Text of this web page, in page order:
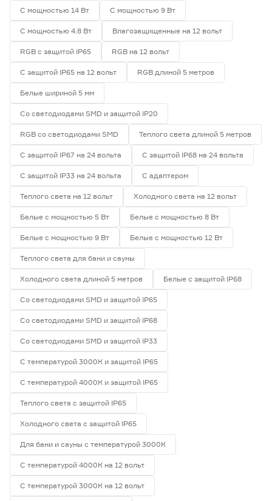
С мощностью 14 Вт С мощностью 9 Вт
С мощностью 4.8 Вт Влагозащищенные на 12 вольт
RGB с защитой IP65 RGB на 12 вольт
С защитой IP65 на 12 вольт RGB длиной 5 метров
Белые шириной 5 мм
Со светодиодами SMD и защитой IP20
RGB со светодиодами SMD Теплого света длиной 5 метров
С защитой IP67 на 24 вольта С защитой IP68 на 24 вольта
С защитой IP33 на 24 вольта С адаптером
Теплого света на 12 вольт Холодного света на 12 вольт
Белые с мощностью 5 Вт Белые с мощностью 8 Вт
Белые с мощностью 9 Вт Белые с мощностью 12 Вт
Теплого света для бани и сауны
Холодного света длиной 5 метров Белые с защитой IP68
Со светодиодами SMD и защитой IP65
Со светодиодами SMD и защитой IP68
Со светодиодами SMD и защитой IP33
С температурой 3000К и защитой IP65
С температурой 4000К и защитой IP65
Теплого света с защитой IP65
Холодного света с защитой IP65
Для бани и сауны с температурой 3000К
С температурой 4000К на 12 вольт
С температурой 3000К на 12 вольт